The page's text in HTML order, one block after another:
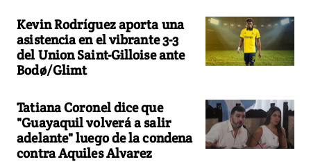
Kevin Rodríguez aporta una
asistencia en el vibrante 3-3
del Union Saint-Gilloise ante
Bodø/Glimt
Tatiana Coronel dice que
"Guayaquil volverá a salir
adelante" luego de la condena
contra Aquiles Alvarez